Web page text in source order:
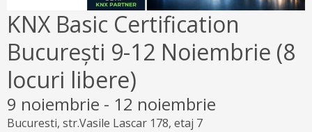
KNX Basic Certification
București 9-12 Noiembrie (8
locuri libere)
9 noiembrie - 12 noiembrie
Bucuresti, str.Vasile Lascar 178, etaj 7